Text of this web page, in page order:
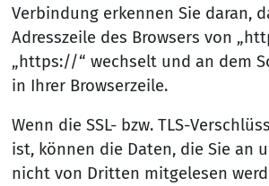
Verbindung erkennen Sie daran,
Adresszeile des Browsers von
„https://“ wechselt und an dem
in Ihrer Browserzeile.
Wenn die SSL- bzw. TLS-
ist, können die Daten, die Sie an
nicht von Dritten mitgelesen